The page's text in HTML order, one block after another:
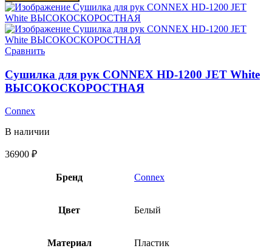
Сравнить
Сушилка для рук CONNEX HD-1200 JET White
ВЫСОКОСКОРОСТНАЯ
Connex
В наличии
36900 ₽
Бренд Connex
Цвет Белый
Материал Пластик